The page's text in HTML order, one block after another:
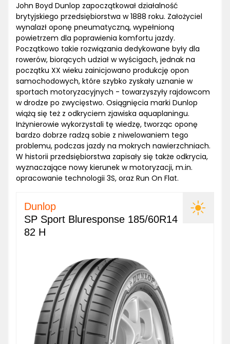
John Boyd Dunlop zapoczątkował działalność
brytyjskiego przedsiębiorstwa w 1888 roku. Założyciel
wynalazł oponę pneumatyczną, wypełnioną
powietrzem dla poprawienia komfortu jazdy.
Początkowo takie rozwiązania dedykowane były dla
rowerów, biorących udział w wyścigach, jednak na
początku XX wieku zainicjowano produkcję opon
samochodowych, które szybko zyskały uznanie w
sportach motoryzacyjnych - towarzyszyły rajdowcom
w drodze po zwycięstwo. Osiągnięcia marki Dunlop
wiążą się też z odkryciem zjawiska aquaplaningu.
Inżynierowie wykorzystali tę wiedzę, tworząc oponę
bardzo dobrze radzą sobie z niwelowaniem tego
problemu, podczas jazdy na mokrych nawierzchniach.
W historii przedsiębiorstwa zapisały się także odkrycia,
wyznaczające nowy kierunek w motoryzacji, m.in.
opracowanie technologii 3S, oraz Run On Flat.
Dunlop
SP Sport Bluresponse 185/60R14
82 H